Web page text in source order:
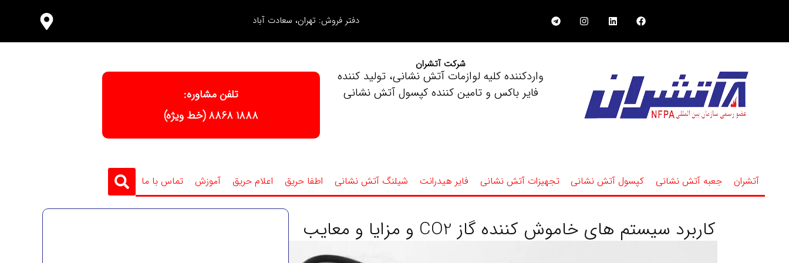
دفتر فروش: تهران، سعادت آباد
شرکت آتشران
واردکننده کلیه لوازمات آتش نشانی، تولید کننده
فایر باکس و تامین کننده کپسول آتش نشانی
تلفن مشاوره:
١٨٨٨ ٨٨٦٨ (خط ویژه)
آتشران جعبه آتش نشانی کپسول آتش نشانی تجهیزات آتش نشانی فایر هیدرانت شیلنگ آتش نشانی اطفا حریق اعلام حریق آموزش تماس با ما
کاربرد سیستم‌ های خاموش کننده گاز CO2 و مزایا و معایب